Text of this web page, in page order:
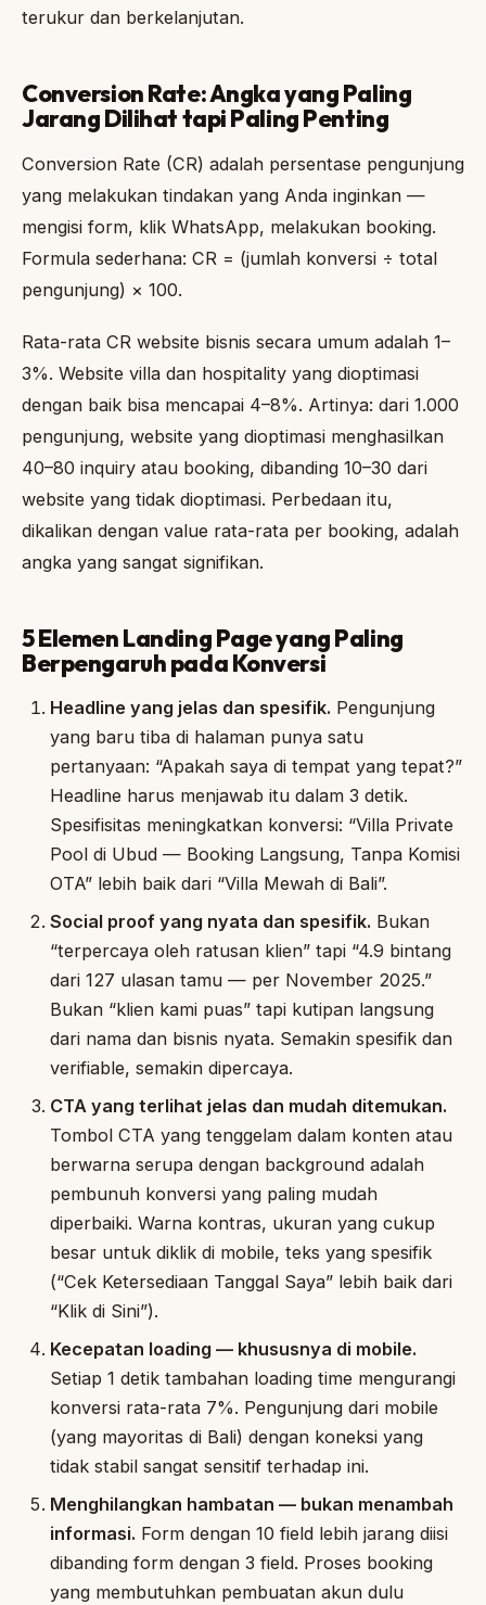
terukur dan berkelanjutan.
Conversion Rate: Angka yang Paling
Jarang Dilihat tapi Paling Penting
Conversion Rate (CR) adalah persentase pengunjung
yang melakukan tindakan yang Anda inginkan —
mengisi form, klik WhatsApp, melakukan booking.
Formula sederhana: CR = (jumlah konversi ÷ total
pengunjung) × 100.
Rata-rata CR website bisnis secara umum adalah 1–
3%. Website villa dan hospitality yang dioptimasi
dengan baik bisa mencapai 4–8%. Artinya: dari 1.000
pengunjung, website yang dioptimasi menghasilkan
40–80 inquiry atau booking, dibanding 10–30 dari
website yang tidak dioptimasi. Perbedaan itu,
dikalikan dengan value rata-rata per booking, adalah
angka yang sangat signifikan.
5 Elemen Landing Page yang Paling
Berpengaruh pada Konversi
Headline yang jelas dan spesifik. Pengunjung
yang baru tiba di halaman punya satu
pertanyaan: “Apakah saya di tempat yang tepat?”
Headline harus menjawab itu dalam 3 detik.
Spesifisitas meningkatkan konversi: “Villa Private
Pool di Ubud — Booking Langsung, Tanpa Komisi
OTA” lebih baik dari “Villa Mewah di Bali”.
Social proof yang nyata dan spesifik. Bukan
“terpercaya oleh ratusan klien” tapi “4.9 bintang
dari 127 ulasan tamu — per November 2025.”
Bukan “klien kami puas” tapi kutipan langsung
dari nama dan bisnis nyata. Semakin spesifik dan
verifiable, semakin dipercaya.
CTA yang terlihat jelas dan mudah ditemukan.
Tombol CTA yang tenggelam dalam konten atau
berwarna serupa dengan background adalah
pembunuh konversi yang paling mudah
diperbaiki. Warna kontras, ukuran yang cukup
besar untuk diklik di mobile, teks yang spesifik
(“Cek Ketersediaan Tanggal Saya” lebih baik dari
“Klik di Sini”).
Kecepatan loading — khususnya di mobile.
Setiap 1 detik tambahan loading time mengurangi
konversi rata-rata 7%. Pengunjung dari mobile
(yang mayoritas di Bali) dengan koneksi yang
tidak stabil sangat sensitif terhadap ini.
Menghilangkan hambatan — bukan menambah
informasi. Form dengan 10 field lebih jarang diisi
dibanding form dengan 3 field. Proses booking
yang membutuhkan pembuatan akun dulu